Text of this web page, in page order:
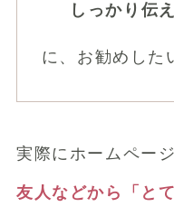
しっかり伝
に、お勧めした
実際にホームペー
友人などから「と